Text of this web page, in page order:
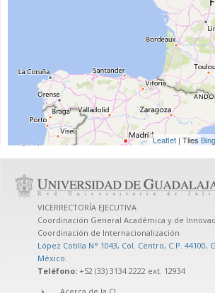
Leaflet | Tiles Bing
VICERRECTORÍA EJECUTIVA
Coordinación General Académica y de
Coordinación de Internacionalización
López Cotilla N° 1043, Col. Centro, C.P. 44100,
México.
Teléfono: +52 (33) 3134 2222 ext. 12934